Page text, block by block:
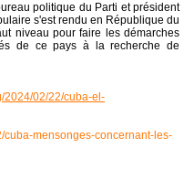
politique du Parti et président
s'est rendu en République du
niveau pour faire les démarches
de ce pays à la recherche de
2024/02/22/cuba-el-
cuba-mensonges-concernant-les-